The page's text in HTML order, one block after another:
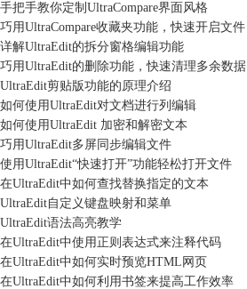
手把手教你定制UltraCompare界面风格
巧用UltraCompare收藏夹功能，快速开启文件
详解UltraEdit的拆分窗格编辑功能
巧用UltraEdit的删除功能，快速清理多余数据
UltraEdit剪贴版功能的原理介绍
如何使用UltraEdit对文档进行列编辑
如何使用UltraEdit 加密和解密文本
巧用UltraEdit多屏同步编辑文件
使用UltraEdit“快速打开”功能轻松打开文件
在UltraEdit中如何查找替换指定的文本
UltraEdit自定义键盘映射和菜单
UltraEdit语法高亮教学
在UltraEdit中使用正则表达式来注释代码
在UltraEdit中如何实时预览HTML网页
在UltraEdit中如何利用书签来提高工作效率